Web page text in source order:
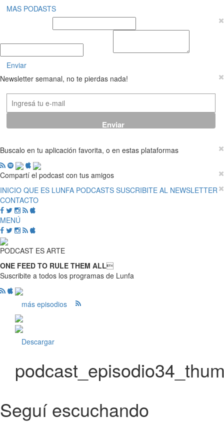
MAS PODASTS
Enviar
Newsletter semanal, no te pierdas nada!
Buscalo en tu aplicación favorita, o en estas plataformas
Compartí el podcast con tus amigos
INICIO QUE ES LUNFA PODCASTS SUSCRIBITE AL NEWSLETTER
CONTACTO
MENÚ
PODCAST ES ARTE
ONE FEED TO RULE THEM ALL
Suscribite a todos los programas de Lunfa
más episodios
Descargar
Seguí escuchando